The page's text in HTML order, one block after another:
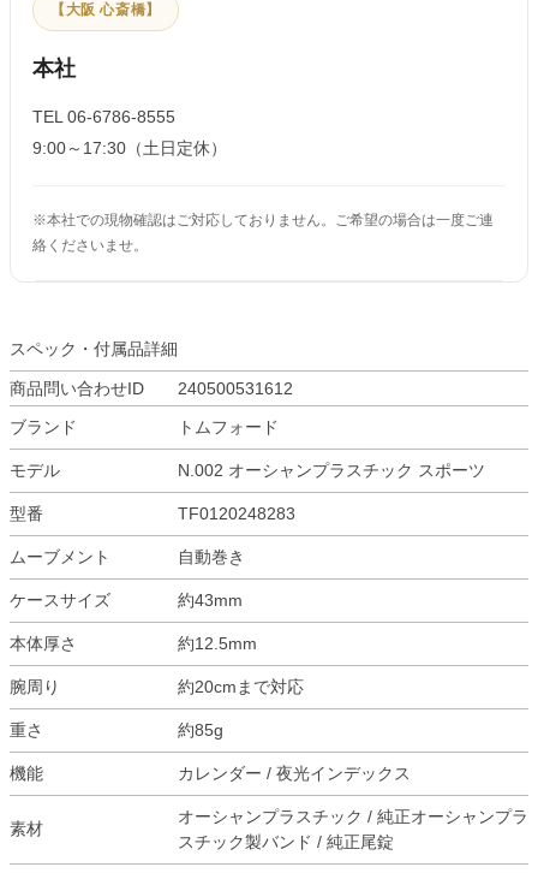
【大阪 心斎橋】
本社
TEL 06-6786-8555
9:00～17:30（土日定休）
※本社での現物確認はご対応しておりません。ご希望の場合は一度ご連
絡くださいませ。
スペック・付属品詳細
商品問い合わせID
240500531612
ブランド
トムフォード
モデル N.002 オーシャンプラスチック スポーツ
型番 TF0120248283
ムーブメント 自動巻き
ケースサイズ 約43mm
本体厚さ 約12.5mm
腕周り 約20cmまで対応
重さ 約85g
機能 カレンダー / 夜光インデックス
素材
オーシャンプラスチック / 純正オーシャンプラ
スチック製バンド / 純正尾錠